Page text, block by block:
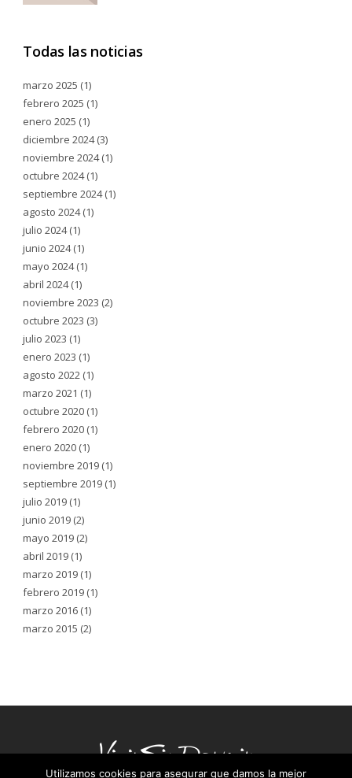
Todas las noticias
marzo 2025 (1)
febrero 2025 (1)
enero 2025 (1)
diciembre 2024(3)
noviembre 2024(1)
octubre 2024(1)
septiembre 2024(1)
agosto 2024(1)
julio 2024(1)
junio 2024(1)
mayo 2024(1)
abril 2024(1)
noviembre 2023 (2)
octubre 2023 (3)
julio 2023 (1)
enero 2023 (1)
agosto 2022 (1)
marzo 2021 (1)
octubre 2020 (1)
febrero 2020 (1)
enero 2020 (1)
noviembre 2019 (1)
septiembre 2019 (1)
julio 2019 (1)
junio 2019 (2)
mayo 2019 (2)
abril 2019 (1)
marzo 2019 (1)
febrero 2019 (1)
marzo 2016 (1)
marzo 2015 (2)
Utilizamos cookies para asegurar que damos la mejor